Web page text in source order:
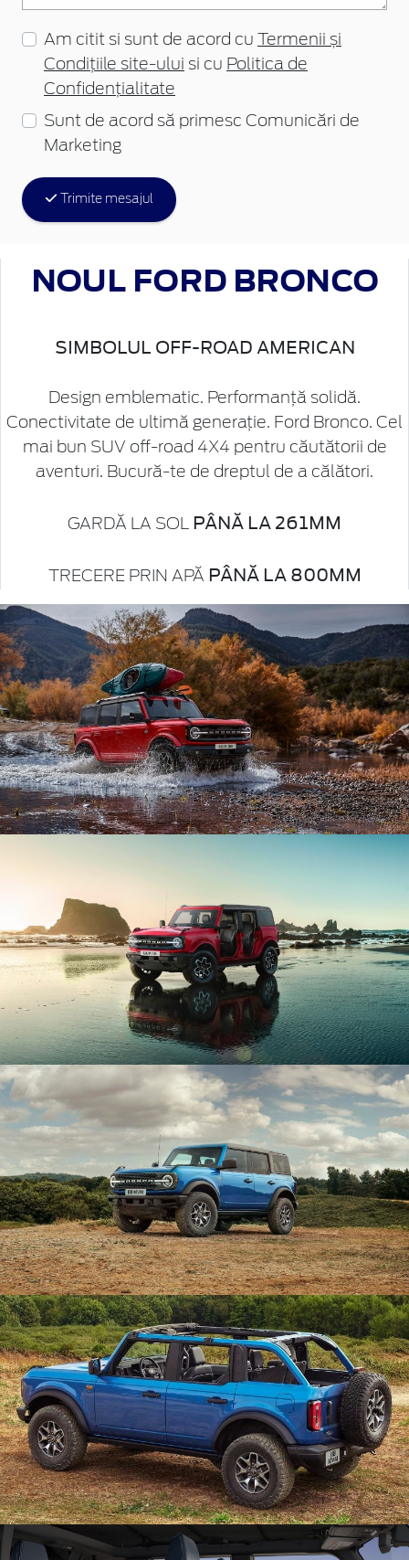
Am citit si sunt de acord cu
Termenii și
Condițiile site-ului si cu Politica de
Confidențialitate
Sunt de acord să primesc Comunicări de
Marketing
Trimite mesajul
NOUL FORD BRONCO
SIMBOLUL OFF-ROAD AMERICAN
Design emblematic. Performanță solidă.
Conectivitate de ultimă generație. Ford Bronco. Cel
mai bun SUV off-road 4X4 pentru căutătorii de
aventuri. Bucură-te de dreptul de a călători.
GARDĂ LA SOL PÂNĂ LA 261MM
TRECERE PRIN APĂ PÂNĂ LA 800MM